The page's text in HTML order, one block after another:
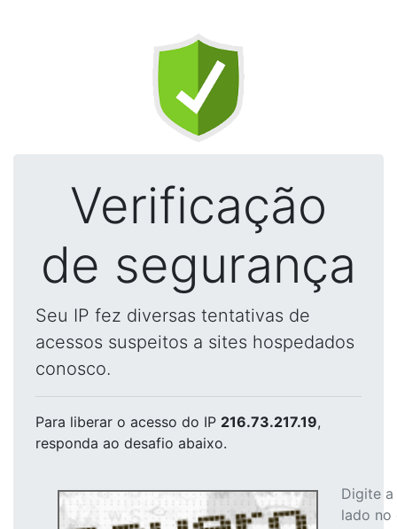
Verificação
de segurança
Seu IP fez diversas tentativas de
acessos suspeitos a sites hospedados
conosco.
Para liberar o acesso do IP 216.73.217.19,
responda ao desafio abaixo.
Digite
lado no